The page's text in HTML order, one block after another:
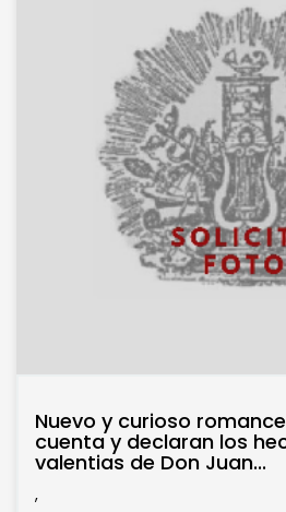
Nuevo y curioso
cuenta y declaran los
valentias de Don Juan...
,